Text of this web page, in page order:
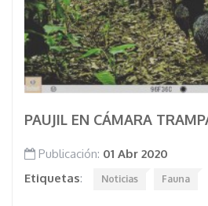
PAUJIL EN CÁMARA
Publicación: 01 Abr 2020
Etiquetas: Noticias Fauna